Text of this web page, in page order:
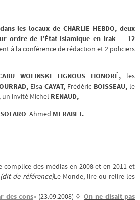
les locaux de CHARLIE HEBDO, deux
ordre de l’État islamique en Irak – 12
à la conférence de rédaction et 2 policiers
WOLINSKI TIGNOUS HONORÉ, les
Elsa CAYAT, Frédéric BOISSEAU, le
un invité Michel RENAUD,
Ahmed MERABET.
des médias en 2008 et en 2011 et
(dit de référence)Le Monde, lire ou relire les
des cons» (23.09.2008) ◊On ne disait pas